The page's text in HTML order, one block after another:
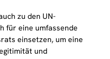
zu den UN-
für eine umfassende
einsetzen, um eine
und